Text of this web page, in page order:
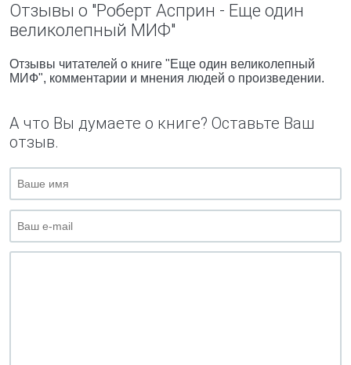
Отзывы о "Роберт Асприн - Еще один
великолепный МИФ"
Отзывы читателей о книге "Еще один великолепный
МИФ", комментарии и мнения людей о произведении.
А что Вы думаете о книге? Оставьте Ваш
отзыв.